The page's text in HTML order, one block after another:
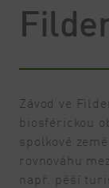
Závod ve
biosférickou
spolkové
rovnováhu
např. pěší